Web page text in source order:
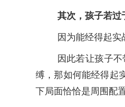
其次，孩子若过
因为能经得起
因此若让孩子
缚，那如何能经得起
下局面恰恰是周围配